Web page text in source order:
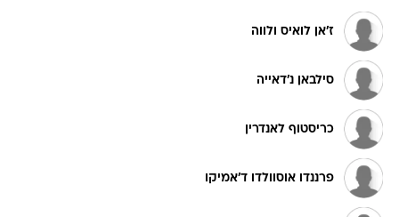
ז'אן לואיס ולווה
סילבאן נ'דאייה
כריסטוף לאנדרין
פרננדו אוסוולדו ד'אמיקו